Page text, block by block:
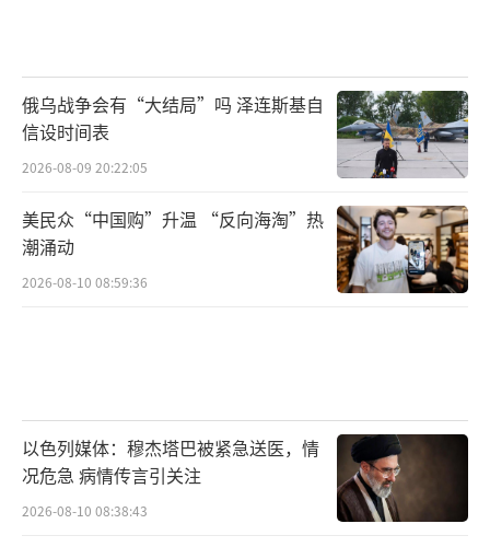
俄乌战争会有“大结局”吗 泽连斯基自
信设时间表
2026-08-09 20:22:05
美民众“中国购”升温 “反向海淘”热
潮涌动
2026-08-10 08:59:36
以色列媒体：穆杰塔巴被紧急送医，情
况危急 病情传言引关注
2026-08-10 08:38:43